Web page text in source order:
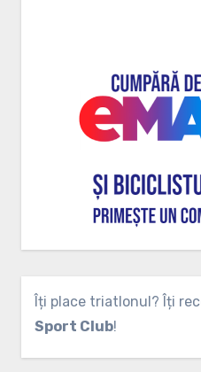
Îți place triatlonul? Îți
Sport Club!